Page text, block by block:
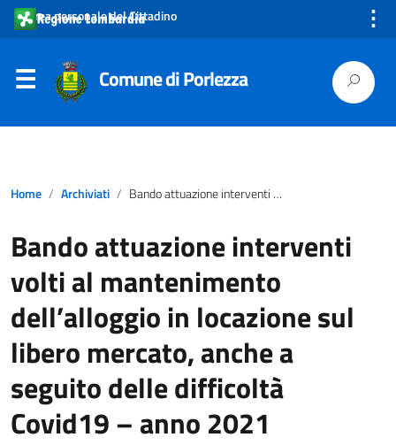
Area personale del Cittadino ⋮
Comune di Porlezza
Home Archiviati Bando attuazione interventi volti al mantenimento dell’alloggio in locazione sul libero mercato, anche a seguito delle difficoltà Covid19 – anno 2021
Bando attuazione interventi
volti al mantenimento
dell’alloggio in locazione sul
libero mercato, anche a
seguito delle difficoltà
Covid19 – anno 2021